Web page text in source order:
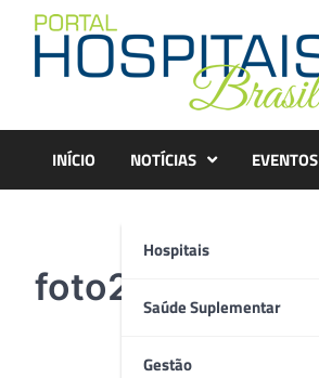
content
INÍCIO NOTÍCIAS
Hospitais
Saúde Suplementar
Gestão
EVENTOS
foto2